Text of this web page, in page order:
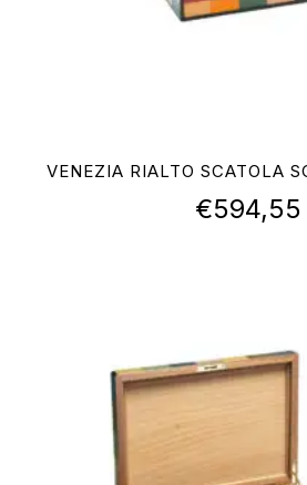
VENEZIA RIALTO SCATOLA
€594,55